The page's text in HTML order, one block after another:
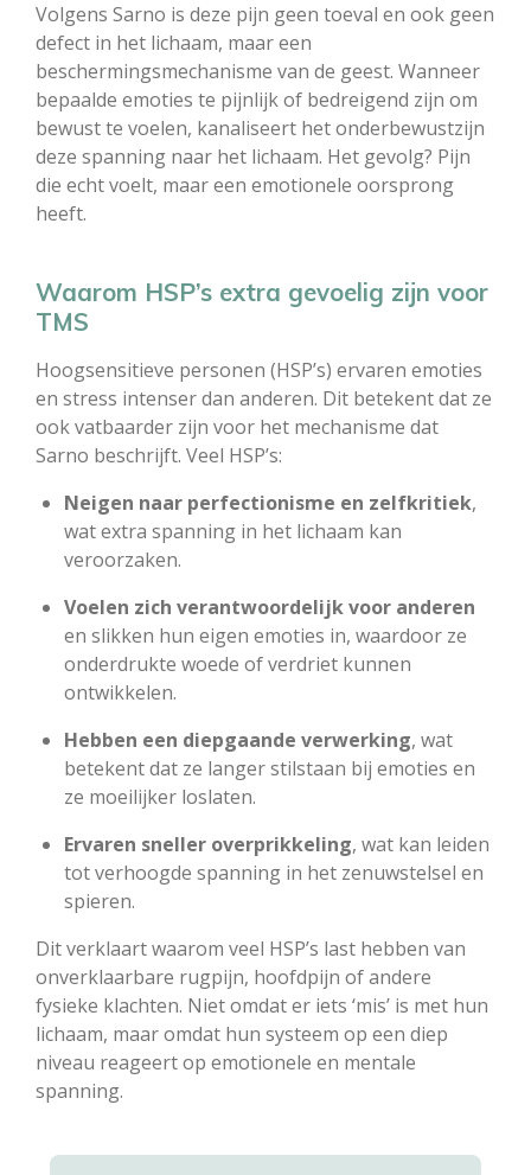
Volgens Sarno is deze pijn geen toeval en ook geen
defect in het lichaam, maar een
beschermingsmechanisme van de geest. Wanneer
bepaalde emoties te pijnlijk of bedreigend zijn om
bewust te voelen, kanaliseert het onderbewustzijn
deze spanning naar het lichaam. Het gevolg? Pijn
die echt voelt, maar een emotionele oorsprong
heeft.
Waarom HSP’s extra gevoelig zijn voor
TMS
Hoogsensitieve personen (HSP’s) ervaren emoties
en stress intenser dan anderen. Dit betekent dat ze
ook vatbaarder zijn voor het mechanisme dat
Sarno beschrijft. Veel HSP’s:
Neigen naar perfectionisme en zelfkritiek,
wat extra spanning in het lichaam kan
veroorzaken.
Voelen zich verantwoordelijk voor anderen
en slikken hun eigen emoties in, waardoor ze
onderdrukte woede of verdriet kunnen
ontwikkelen.
Hebben een diepgaande verwerking, wat
betekent dat ze langer stilstaan bij emoties en
ze moeilijker loslaten.
Ervaren sneller overprikkeling, wat kan leiden
tot verhoogde spanning in het zenuwstelsel en
spieren.
Dit verklaart waarom veel HSP’s last hebben van
onverklaarbare rugpijn, hoofdpijn of andere
fysieke klachten. Niet omdat er iets ‘mis’ is met hun
lichaam, maar omdat hun systeem op een diep
niveau reageert op emotionele en mentale
spanning.